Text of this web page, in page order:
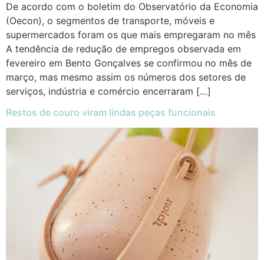
De acordo com o boletim do Observatório da Economia
(Oecon), o segmentos de transporte, móveis e
supermercados foram os que mais empregaram no mês
A tendência de redução de empregos observada em
fevereiro em Bento Gonçalves se confirmou no mês de
março, mas mesmo assim os números dos setores de
serviços, indústria e comércio encerraram […]
Restos de couro viram lindas peças funcionais